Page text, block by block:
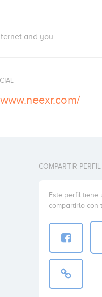
and you
COMPARTIR PERFIL
Este perfil tiene
compartirlo con